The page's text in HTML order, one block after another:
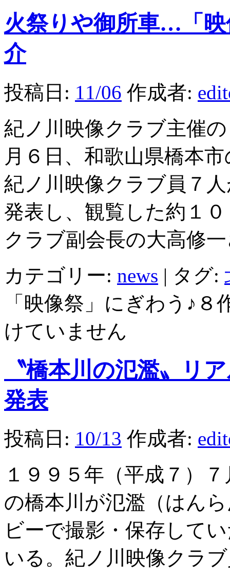
火祭りや御所車…「
介
投稿日: 11/06 作成者:
紀ノ川映像クラブ主催
月６日、和歌山県橋本
紀ノ川映像クラブ員７
発表し、観覧した約１
クラブ副会長の大高修
カテゴリー: news | タグ:
「映像祭」にぎわう♪８
けていません
〝橋本川の氾濫〟リ
発表
投稿日: 10/13 作成者:
１９９５年（平成７）
の橋本川が氾濫（はん
ビーで撮影・保存して
いる。紀ノ川映像クラ